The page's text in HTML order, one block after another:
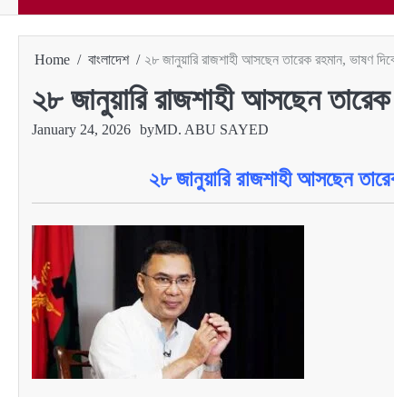
Home বাংলাদেশ ২৮ জানুয়ারি রাজশাহী আসছেন তারেক রহমান, ভাষণ
২৮ জানুয়ারি রাজশাহী আসছেন তারেক
January 24, 2026 byMD. ABU SAYED
২৮ জানুয়ারি রাজশাহী আসছেন